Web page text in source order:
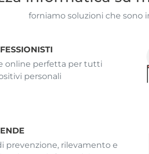
forniamo soluzioni che sono
online perfetta per tutti
personali
prevenzione, rilevamento e